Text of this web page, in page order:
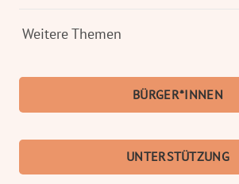
Weitere Themen
BÜRGER*­­INNEN
UNTER­STÜTZUNG